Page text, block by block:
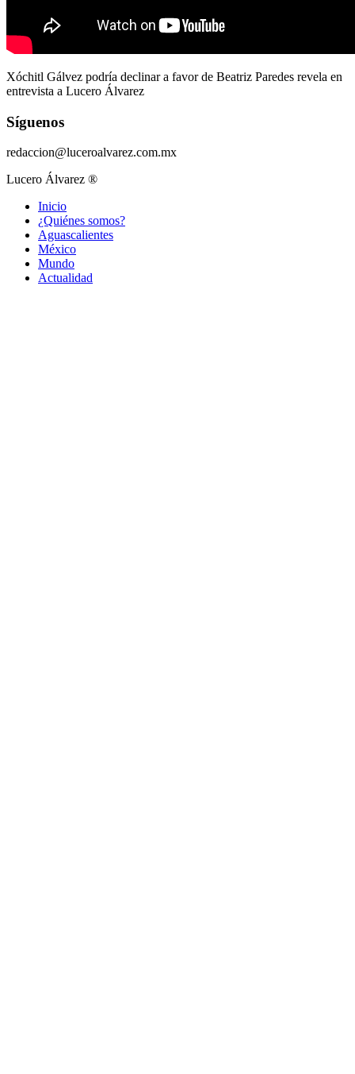
Xóchitl Gálvez podría declinar a favor de Beatriz Paredes revela en
entrevista a Lucero Álvarez
Síguenos
redaccion@luceroalvarez.com.mx
Lucero Álvarez ®
Inicio
¿Quiénes somos?
Aguascalientes
México
Mundo
Actualidad